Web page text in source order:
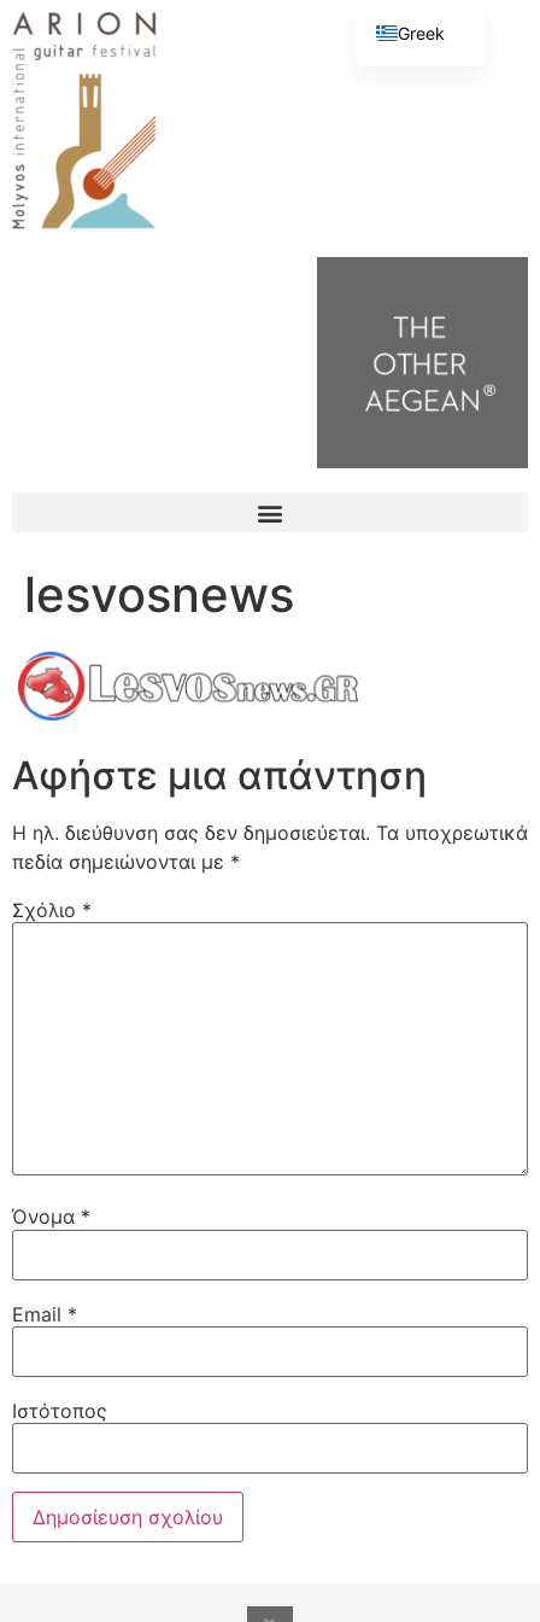
lesvosnews
Αφήστε μια απάντηση
Η ηλ. διεύθυνση σας δεν δημοσιεύεται. Τα υποχρεωτικά
πεδία σημειώνονται με *
Σχόλιο *
Όνομα *
Email *
Ιστότοπος
Greek